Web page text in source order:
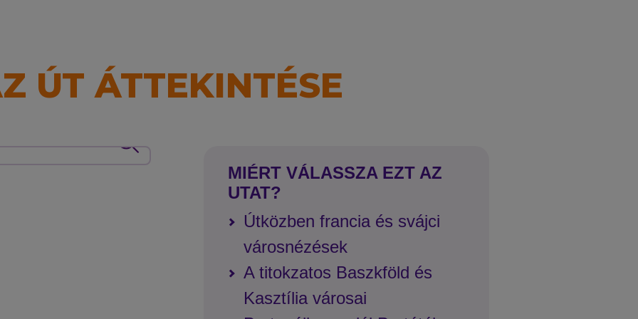
ÚT ÁTTEKINTÉSE
MIÉRT VÁLASSZA EZT AZ
UTAT?
Útközben francia és svájci
városnézések
A titokzatos Baszkföld és
Kasztília városai